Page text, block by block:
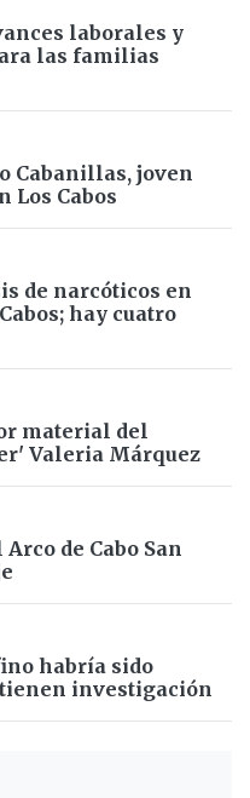
laborales y
las familias
Cabanillas, joven
Los Cabos
de narcóticos en
hay cuatro
material del
Valeria Márquez
de Cabo San
habría sido
investigación